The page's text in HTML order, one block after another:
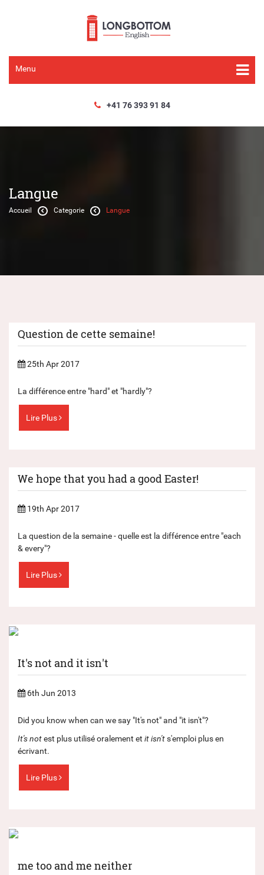
Menu
+41 76 393 91 84
Langue
Accueil Categorie Langue
Question de cette semaine!
25th Apr 2017
La différence entre "hard" et "hardly"?
Lire Plus
We hope that you had a good Easter!
19th Apr 2017
La question de la semaine - quelle est la différence entre "each
& every"?
Lire Plus
It's not and it isn't
6th Jun 2013
Did you know when can we say "It's not" and "it isn't"?
It's notest plus utilisé oralement et it isn'ts'emploi plus en
écrivant.
Lire Plus
me too and me neither